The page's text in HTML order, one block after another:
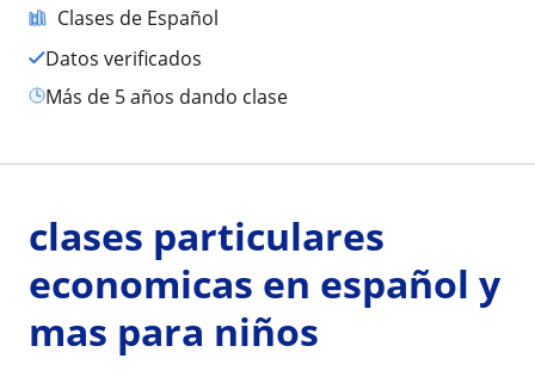
Clases de Español
Datos verificados
más de 5 años dando clase
clases particulares
economicas en español y
mas para niños